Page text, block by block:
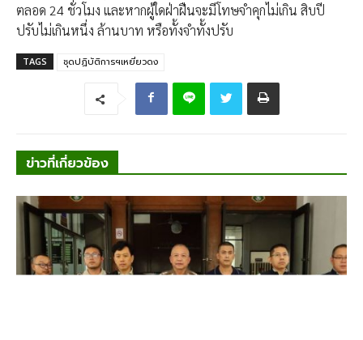
ตลอด 24 ชั่วโมง และหากผู้ใดฝ่าฝืนจะมีโทษจำคุกไม่เกิน สิบปี
ปรับไม่เกินหนึ่ง ล้านบาท หรือทั้งจำทั้งปรับ
TAGS ชุดปฏิบัติการฯเหยี่ยวดง
ข่าวที่เกี่ยวข้อง